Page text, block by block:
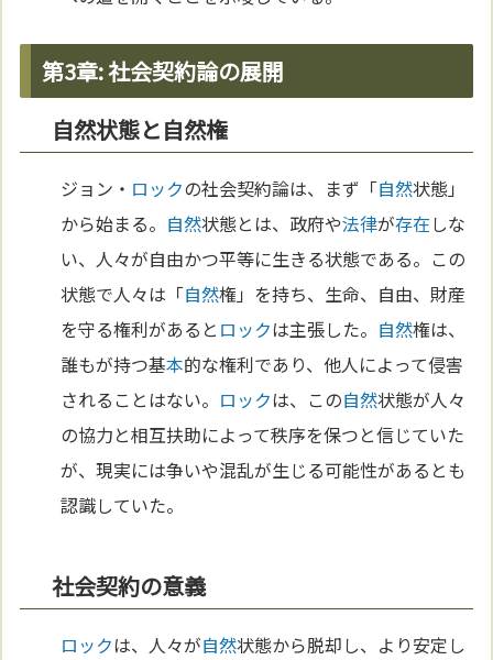
第3章: 社会契約論の展開
自然状態と自然権
ジョン・ ロックの社会契約論は、まず「自然状態」
から始まる。 自然状態とは、政府や法律が存在しな
い、人々が自由かつ平等に生きる状態である。この
状態で人々は「自然権」を持ち、生命、自由、財産
を守る権利があると ロックは主張した。 自然権は、
誰もが持つ基本的な権利であり、他人によって侵害
されることはない。 ロックは、この自然状態が人々
の協力と相互扶助によって秩序を保つと信じていた
が、現実には争いや混乱が生じる可能性があるとも
認識していた。
社会契約の意義
ロックは、人々が自然状態から脱却し、より安定し